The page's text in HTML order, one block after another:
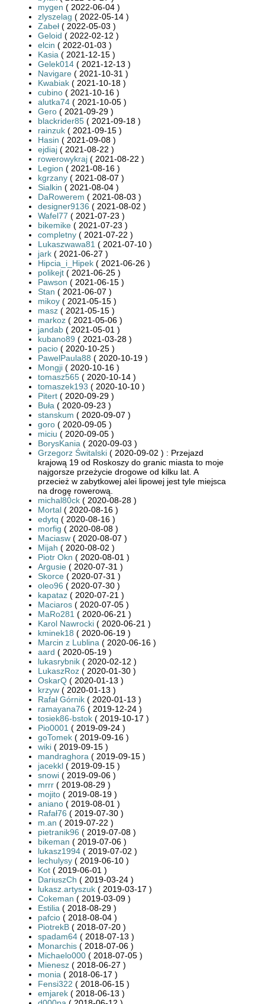
mygen ( 2022-06-04 )
zlyszelag ( 2022-05-14 )
Zabeł ( 2022-05-03 )
Geloid ( 2022-02-12 )
elcin ( 2022-01-03 )
Kasia ( 2021-12-15 )
Gelek014 ( 2021-12-13 )
Navigare ( 2021-10-31 )
Kwabiak ( 2021-10-18 )
cubino ( 2021-10-16 )
alutka74 ( 2021-10-05 )
Gero ( 2021-09-29 )
blackrider85 ( 2021-09-18 )
rainzuk ( 2021-09-15 )
Hasin ( 2021-09-08 )
ejdiaj ( 2021-08-22 )
rowerowykraj ( 2021-08-22 )
Legion ( 2021-08-16 )
kgrzany ( 2021-08-07 )
Sialkin ( 2021-08-04 )
DaRowerem ( 2021-08-03 )
designer9136 ( 2021-08-02 )
Wafel77 ( 2021-07-23 )
bikemike ( 2021-07-23 )
completny ( 2021-07-22 )
Lukaszwawa81 ( 2021-07-10 )
jark ( 2021-06-27 )
Hipcia_i_Hipek ( 2021-06-26 )
polikejt ( 2021-06-25 )
Pawson ( 2021-06-15 )
Stan ( 2021-06-07 )
mikoy ( 2021-05-15 )
masz ( 2021-05-15 )
markoz ( 2021-05-06 )
jandab ( 2021-05-01 )
kubano89 ( 2021-03-28 )
pacio ( 2020-10-25 )
PawelPaula88 ( 2020-10-19 )
Mongji ( 2020-10-16 )
tomasz565 ( 2020-10-14 )
tomaszek193 ( 2020-10-10 )
Pitert ( 2020-09-29 )
Buła ( 2020-09-23 )
stanskum ( 2020-09-07 )
goro ( 2020-09-05 )
miciu ( 2020-09-05 )
BorysKania ( 2020-09-03 )
Grzegorz Świtalski ( 2020-09-02 ) : Przejazd
krajową 19 od Roskoszy do granic miasta to moje
najgorsze przeżycie drogowe od kilku lat. A
przecież w zabytkowej alei lipowej jest tyle miejsca
na drogę rowerową.
michal80ck ( 2020-08-28 )
Mortal ( 2020-08-16 )
edytq ( 2020-08-16 )
morfig ( 2020-08-08 )
Maciasw ( 2020-08-07 )
Mijah ( 2020-08-02 )
Piotr Okn ( 2020-08-01 )
Argusie ( 2020-07-31 )
Skorce ( 2020-07-31 )
oleo96 ( 2020-07-30 )
kapataz ( 2020-07-21 )
Maciaros ( 2020-07-05 )
MaRo281 ( 2020-06-21 )
Karol Nawrocki ( 2020-06-21 )
kminek18 ( 2020-06-19 )
Marcin z Lublina ( 2020-06-16 )
aard ( 2020-05-19 )
lukasrybnik ( 2020-02-12 )
LukaszRoz ( 2020-01-30 )
OskarQ ( 2020-01-13 )
krzyw ( 2020-01-13 )
Rafał Górnik ( 2020-01-13 )
ramayana76 ( 2019-12-24 )
tosiek86-bstok ( 2019-10-17 )
Pio0001 ( 2019-09-24 )
goTomek ( 2019-09-16 )
wiki ( 2019-09-15 )
mandraghora ( 2019-09-15 )
jacekkl ( 2019-09-15 )
snowi ( 2019-09-06 )
mrrr ( 2019-08-29 )
mojito ( 2019-08-19 )
aniano ( 2019-08-01 )
Rafał76 ( 2019-07-30 )
m.an ( 2019-07-22 )
pietranik96 ( 2019-07-08 )
bikeman ( 2019-07-06 )
lukasz1994 ( 2019-07-02 )
lechulysy ( 2019-06-10 )
Kot ( 2019-06-01 )
DariuszCh ( 2019-03-24 )
lukasz.artyszuk ( 2019-03-17 )
Cokeman ( 2019-03-09 )
Estilia ( 2018-08-29 )
pafcio ( 2018-08-04 )
PiotrekB ( 2018-07-20 )
spadam64 ( 2018-07-13 )
Monarchis ( 2018-07-06 )
Michaelo000 ( 2018-07-05 )
Mienesz ( 2018-06-27 )
monia ( 2018-06-17 )
Fensi322 ( 2018-06-15 )
emjarek ( 2018-06-13 )